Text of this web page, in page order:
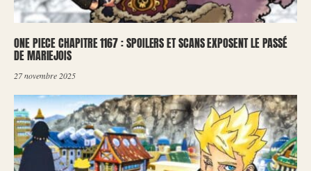
ONE PIECE CHAPITRE 1167 : SPOILERS ET SCANS EXPOSENT LE PASSÉ
DE MARIEJOIS
27 novembre 2025